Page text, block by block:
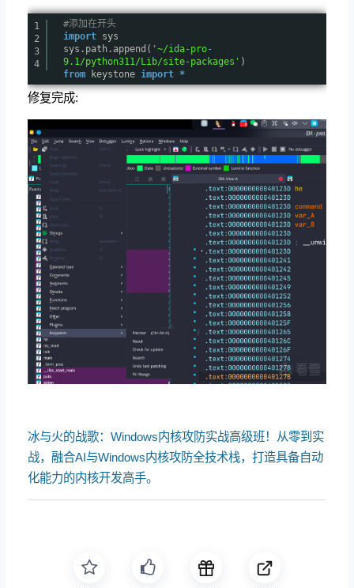
1
2
3
4
#添加在开头
import sys
sys.path.append( '~/ida-pro-
9.1/python311/Lib/site-packages' )
from
keystone import *
修复完成:
冰与火的战歌：Windows内核攻防实战高级班！从零到实
战，融合AI与Windows内核攻防全技术栈，打造具备自动
化能力的内核开发高手。